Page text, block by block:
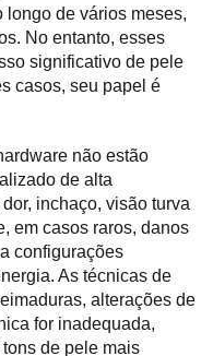
de vários meses,
No entanto, esses
significativo de pele
casos, seu papel é
não estão
de alta
inchaço, visão turva
em casos raros, danos
configurações
As técnicas de
alterações de
for inadequada,
de pele mais